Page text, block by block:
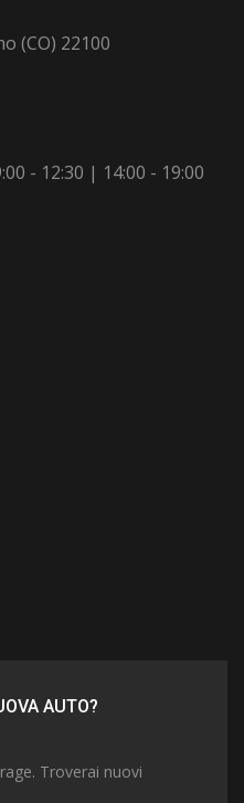
(CO) 22100
- 12:30 | 14:00 - 19:00
AUTO?
Troverai nuovi